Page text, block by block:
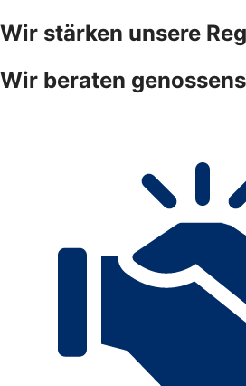
Wir stärken unsere
Wir beraten